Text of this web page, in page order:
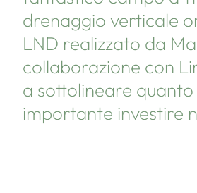
drenaggio verticale
LND realizzato da
collaborazione con
a sottolineare quanto
importante investire